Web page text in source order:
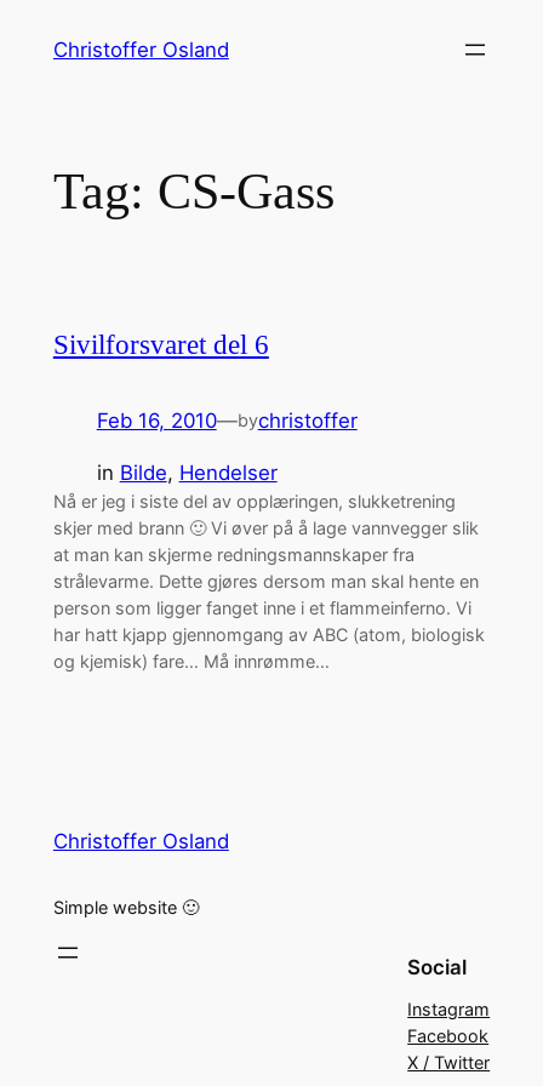
Christoffer Osland
Tag: CS-Gass
Sivilforsvaret del 6
Feb 16, 2010—bychristoffer
in Bilde, Hendelser
Nå er jeg i siste del av opplæringen, slukketrening
skjer med brann 🙂 Vi øver på å lage vannvegger slik
at man kan skjerme redningsmannskaper fra
strålevarme. Dette gjøres dersom man skal hente en
person som ligger fanget inne i et flammeinferno. Vi
har hatt kjapp gjennomgang av ABC (atom, biologisk
og kjemisk) fare… Må innrømme…
Christoffer Osland
Simple website 🙂
Social
Instagram
Facebook
X / Twitter